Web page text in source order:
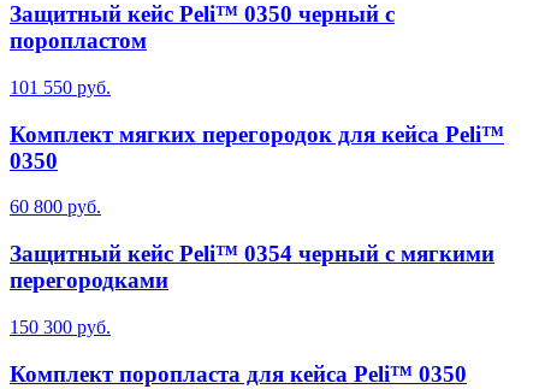
Защитный кейс Peli™ 0350 черный с
поропластом
101 550 руб.
Комплект мягких перегородок для кейса Peli™
0350
60 800 руб.
Защитный кейс Peli™ 0354 черный с мягкими
перегородками
150 300 руб.
Комплект поропласта для кейса Peli™ 0350